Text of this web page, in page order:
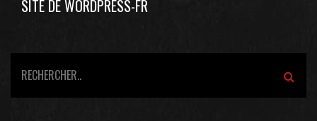
SITE DE WORDPRESS-FR